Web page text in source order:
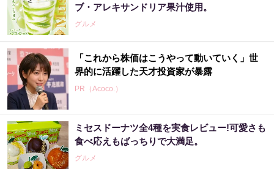
ブ・アレキサンドリア果汁使用。
グルメ
「これから株価はこうやって動いていく」世
界的に活躍した天才投資家が暴露
PR（Acoco.）
ミセスドーナツ全4種を実食レビュー!可愛さも
食べ応えもばっちりで大満足。
グルメ